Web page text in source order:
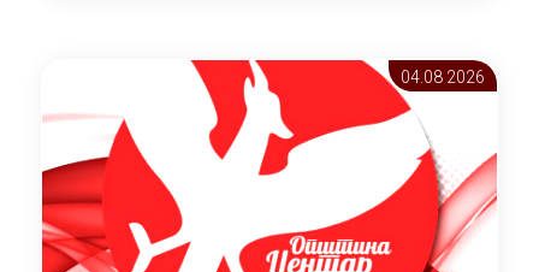
Скопје” број 9/2026), за времетраење од 3
(три) години од денот на потпишувањето на
Договорот за закуп со најповолниот
понудувач.
04.08 2026